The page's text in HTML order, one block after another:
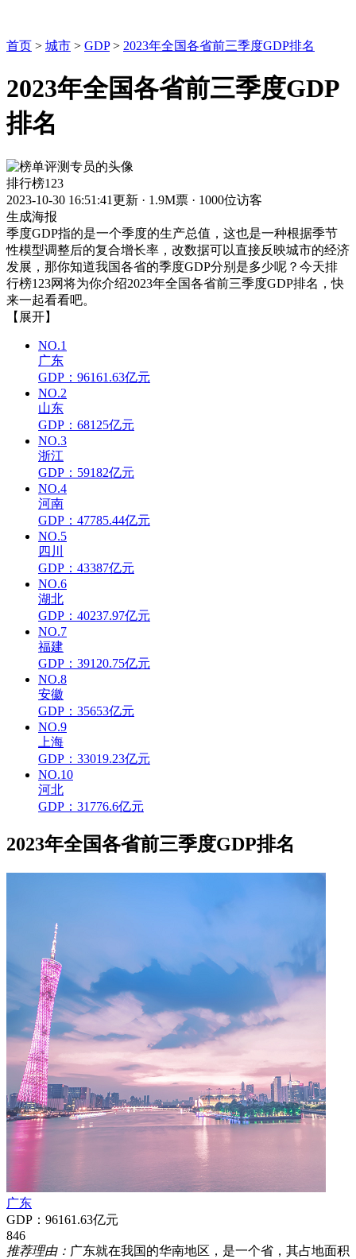
首页 > 城市 > GDP> 2023年全国各省前三季度GDP排名
2023年全国各省前三季度GDP
排名
排行榜123
2023-10-30 16:51:41更新 · 1.9M票 · 1000位访客
生成海报
季度GDP指的是一个季度的生产总值，这也是一种根据季节
性模型调整后的复合增长率，改数据可以直接反映城市的经济
发展，那你知道我国各省的季度GDP分别是多少呢？今天排
行榜123网将为你介绍2023年全国各省前三季度GDP排名，快
来一起看看吧。
【展开】
NO.1
广东
GDP：96161.63亿元
NO.2
山东
GDP：68125亿元
NO.3
浙江
GDP：59182亿元
NO.4
河南
GDP：47785.44亿元
NO.5
四川
GDP：43387亿元
NO.6
湖北
GDP：40237.97亿元
NO.7
福建
GDP：39120.75亿元
NO.8
安徽
GDP：35653亿元
NO.9
上海
GDP：33019.23亿元
NO.10
河北
GDP：31776.6亿元
2023年全国各省前三季度GDP排名
广东
GDP：96161.63亿元
846
推荐理由： 广东就在我国的华南地区，是一个省，其占地面积